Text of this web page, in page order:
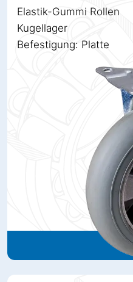
Elastik-Gummi Rollen
Kugellager
Befestigung: Platte